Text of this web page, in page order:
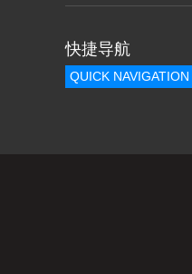
快捷导航
QUICK NAVIGATION